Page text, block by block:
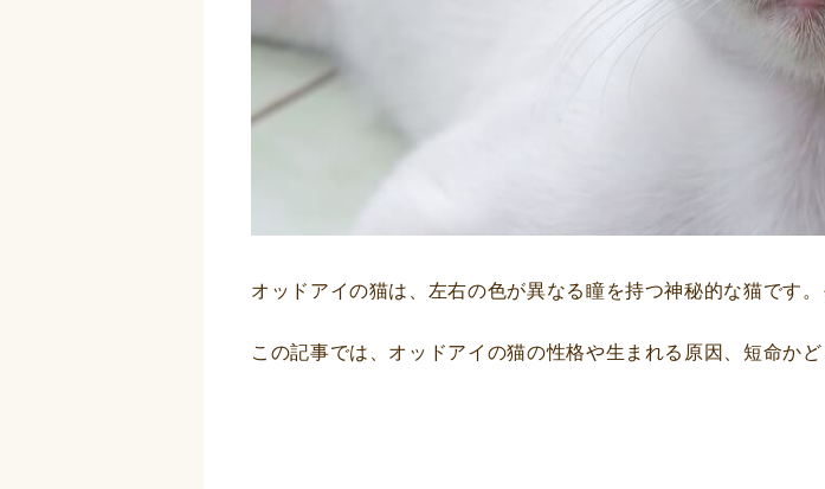
オッドアイの猫は、左右の色が異なる瞳を持つ神秘的な猫です
この記事では、オッドアイの猫の性格や生まれる原因、短命か